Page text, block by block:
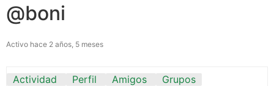
@boni
Activo hace 2 años, 5 meses
Actividad Perfil Amigos
Grupos